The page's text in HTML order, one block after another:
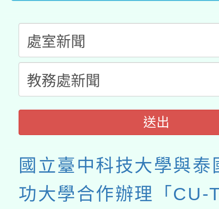
送出
國立臺中科技大學與泰
功大學合作辦理「CU-